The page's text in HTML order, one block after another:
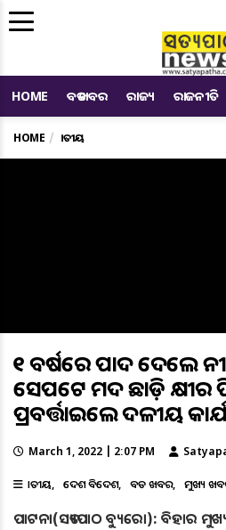
HOME ବଡ ଖବର ରାଜ୍ୟ ରାଜନୀତି
HOME ଜାତୀୟ
୭୧ ବର୍ଷରେ ପାଦ ଦେଲେ
ସେପଟେ ମଦ ଛାଡ଼ି
ପ୍ରବର୍ତ୍ତାଇଲେ ଦଳୀୟ
March 1, 2022 | 2:07 PM
ଜାତୀୟ ଦେଶ ବିଦେଶ ବଡ ଖବର ମୁଖ୍ୟ
ପାଟନା(ସତ୍ୟପାଠ ବ୍ୟୁରୋ): ବିହାର